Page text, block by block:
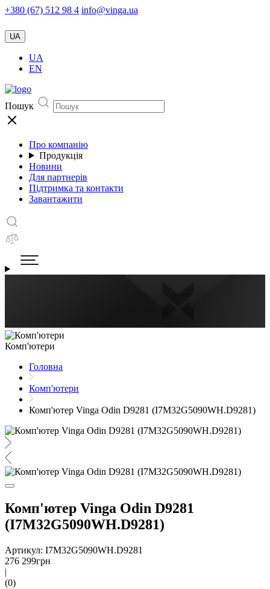
+380 (67) 512 98 4 info@vinga.ua
UA
UA
EN
Пошук
Про компанію
Продукція
Новини
Для партнерів
Підтримка та контакти
Завантажити
Комп'ютери
Головна
Комп'ютери
Комп'ютер Vinga Odin D9281 (I7M32G5090WH.D9281)
Комп'ютер Vinga Odin D9281
(I7M32G5090WH.D9281)
Артикул: I7M32G5090WH.D9281
276 299грн
|
(0)